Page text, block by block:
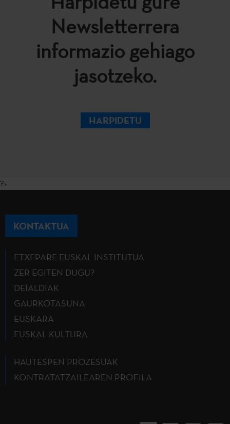
Newsletterrera
informazio gehiago
jasotzeko.
HARPIDETU
?>
KONTAKTUA
ETXEPARE EUSKAL INSTITUTUA
ZER EGITEN DUGU?
DEIALDIAK
GAURKOTASUNA
EUSKARA
EUSKAL KULTURA
HAUTESPEN PROZESUAK
KONTRATATZAILEAREN PROFILA